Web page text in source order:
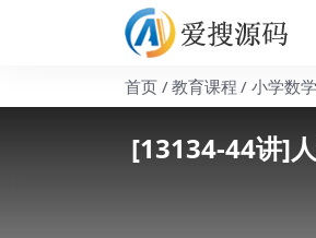
首页 教育课程 小学数学
[13134-44讲]